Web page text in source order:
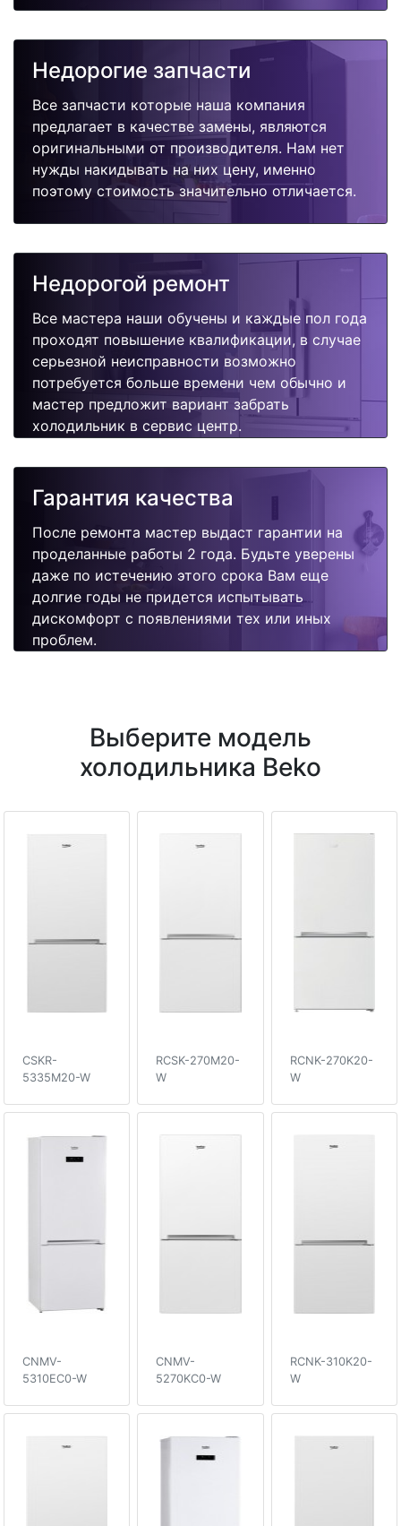
Недорогие запчасти
Все запчасти которые наша компания
предлагает в качестве замены, являются
оригинальными от производителя. Нам нет
нужды накидывать на них цену, именно
поэтому стоимость значительно отличается.
Недорогой ремонт
Все мастера наши обучены и каждые пол года
проходят повышение квалификации, в случае
серьезной неисправности возможно
потребуется больше времени чем обычно и
мастер предложит вариант забрать
холодильник в сервис центр.
Гарантия качества
После ремонта мастер выдаст гарантии на
проделанные работы 2 года. Будьте уверены
даже по истечению этого срока Вам еще
долгие годы не придется испытывать
дискомфорт с появлениями тех или иных
проблем.
Выберите модель
холодильника Beko
CSKR-
5335M20-W
RCSK-270M20-
W
RCNK-270K20-
W
CNMV-
5310EC0-W
CNMV-
5270KC0-W
RCNK-310K20-
W